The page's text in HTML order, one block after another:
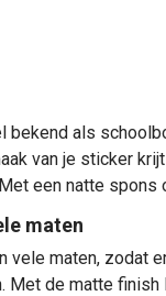
bekend als
van je sticker
een natte
maten
vele maten, zodat
Met de matte